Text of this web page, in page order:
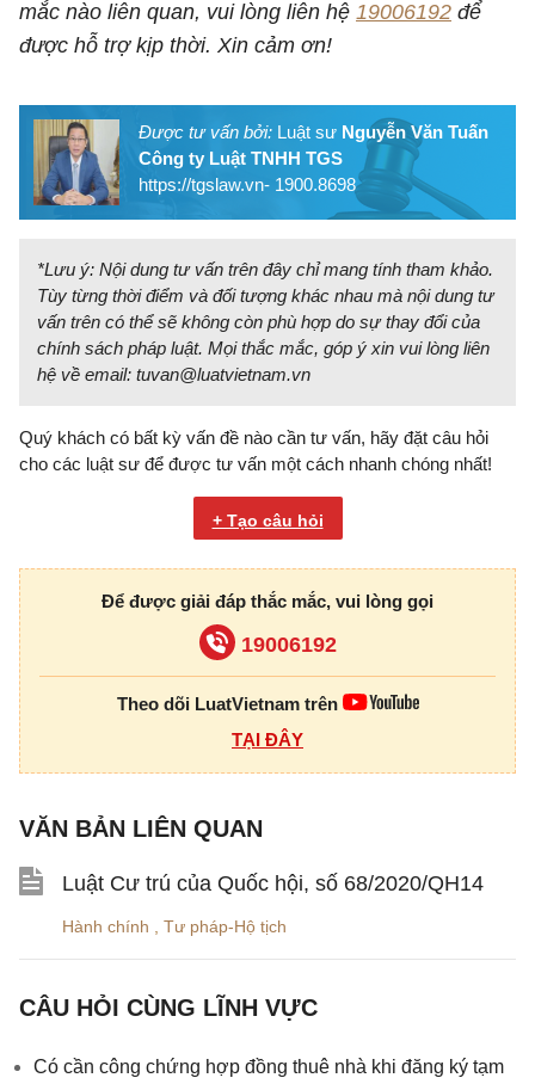
mắc nào liên quan, vui lòng liên hệ 19006192 để
được hỗ trợ kịp thời. Xin cảm ơn!
Được tư vấn bởi: Luật sư Nguyễn Văn Tuấn
Công ty Luật TNHH TGS
https://tgslaw.vn- 1900.8698
*Lưu ý: Nội dung tư vấn trên đây chỉ mang tính tham khảo.
Tùy từng thời điểm và đối tượng khác nhau mà nội dung tư
vấn trên có thể sẽ không còn phù hợp do sự thay đổi của
chính sách pháp luật. Mọi thắc mắc, góp ý xin vui lòng liên
hệ về email: tuvan@luatvietnam.vn
Quý khách có bất kỳ vấn đề nào cần tư vấn, hãy đặt câu hỏi
cho các luật sư để được tư vấn một cách nhanh chóng nhất!
+ Tạo câu hỏi
Để được giải đáp thắc mắc, vui lòng gọi
19006192
Theo dõi LuatVietnam trên
TẠI ĐÂY
VĂN BẢN LIÊN QUAN
Luật Cư trú của Quốc hội, số 68/2020/QH14
Hành chính Tư pháp-Hộ tịch
CÂU HỎI CÙNG LĨNH VỰC
Có cần công chứng hợp đồng thuê nhà khi đăng ký tạm